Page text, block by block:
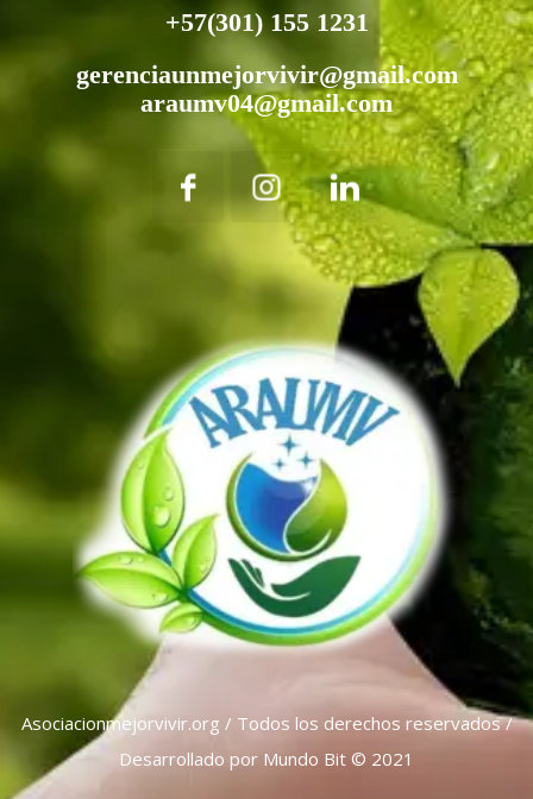
+57(301) 155 1231
gerenciaunmejorvivir@gmail.com
araumv04@gmail.com
Asociacionmejorvivir.org / Todos los derechos reservados /
Desarrollado por Mundo Bit © 2021